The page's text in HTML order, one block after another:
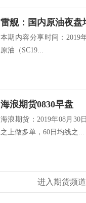
雷舰：国内原油夜
本期内容分享时间：2019
原油（SC19...
海浪期货0830早盘
海浪期货：2019年08月30
之上做多单，60日均线之...
进入期货频